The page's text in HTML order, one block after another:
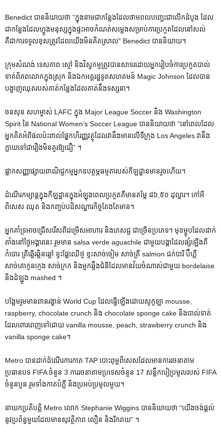
Benedict បាននិយាយថា “ក្នុងនាមជាកន្លែងដែលថាមពលបញ្ឆេះជាលើកដំបូង ដែល
ជាកន្លែងដែលហ្វូងមនុស្សក្នុងផ្ទះអាចកំណត់សម្លេងសម្រាប់ការប្រកួតដែលនៅសល់
គឺជាការទទួលខុសត្រូវដែលយើងមិនគិតស្រាល” Benedict បាននិយាយ។
ក្រុមសំណង់ ទេសភាព ស្មៅ និងវិស្វកម្មត្រូវបានសាទរដោយអ្នករៀបចំការប្រកួតបាល់
ទាត់ពិភពលោកក្នុងស្រុក និងឯកអគ្គរដ្ឋទូតសហគមន៍ Magic Johnson ដែលបាន
បង្ហាញឈុតរបស់គាត់កន្លែងដែលគាត់នឹងទស្សនា។
ចនសុន សហម្ចាស់ LAFC ក្នុង Major League Soccer និង Washington
Spirit នៃ National Women’s Soccer League បាននិយាយថា “នៅពេលដែល
អ្នកគិតអំពីផលប៉ះពាល់ផ្នែកហិរញ្ញវត្ថុដែលវានឹងមានលើទីក្រុង Los Angeles វានឹង
ក្លាយទៅជារឿងមិនគួរឱ្យជឿ” ។
ផ្លាកសញ្ញាផ្សាយពាណិជ្ជកម្មអ្នកឧបត្ថម្ភធម្មតារបស់កីឡដ្ឋានមានរួចហើយ។
ដំណើរ​កម្សាន្ត​ក្នុង​កីឡដ្ឋាន​ក្នុង​អំឡុង​ពេល​ប្រកួត​គឺ​មាន​តម្លៃ ៨៦,៥០ ដុល្លារ។ កៅអី
ពិសេស ឈុត និងកញ្ចប់បដិសណ្ឋារកិច្ចតែងតែមាន។
អ្នកគាំទ្រអាចជ្រើសរើសពីជម្រើសអាហារ និងភេសជ្ជៈជាច្រើនប្រភេទ។ មុខម្ហូបដែលដាក់
តាំងនៅថ្ងៃអង្គារនេះ រួមមាន salsa verde aguachile ជាមួយបង្គាដែលផ្សំឡើងពី
កំបោរ ត្រីឆ្អើរឆ្អិនឆ្អៅ ខ្ទះផ្លែឈើថ្ម ខ្ទះសាច់ចៀម សាច់ត្រី salmon ជក់បារី ប៊ឺហ្គឺ
សាច់គោកូនក្មេង សាច់ក្រក និងមួកឆ្អឹងជំនីដែលមានវ័យចំណាស់ជាមួយ bordelaise
និងដំឡូង mashed ។
បង្អែមរួមមានពានរង្វាន់ World Cup ដែលធ្វើឡើងដោយសូកូឡា mousse,
raspberry, chocolate crunch និង chocolate sponge cake និងបាល់ទាត់
ដែលពោរពេញទៅដោយ vanilla mousse, peach, strawberry crunch និង
vanilla sponge cake។
Metro បានដាក់ដំណើរការកាត TAP បោះពុម្ពពិសេសដែលមានការរចនាតាម
ប្រធានបទ FIFA ចំនួន 3 ការរចនាតាមប្រទេសចំនួន 17 សន្លឹកបៀប្រមូលរបស់ FIFA
ចំនួនបួន រួមទាំងកាតបំភ្លឺ និងប្រអប់ប្រមូលមួយ។
នាយកប្រតិបត្តិ Metro លោក Stephanie Wiggins បាននិយាយថា “យើងចង់ផ្តល់
នូវប្រព័ន្ធមួយដែលមានសុវត្ថិភាព លឿន និងរីករាយ” ។